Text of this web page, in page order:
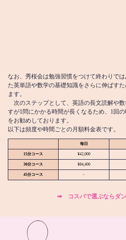
なお、秀桜会は勉強習慣をつけて終わりで
た英単語や数学の基礎知識をさらに伸ばす
ます。
次のステップとして、英語の長文読解や
すが1問にかかる時間が長くなるため、1回
をお勧めしております。
以下は頻度や時間ごとの月額料金表です。
毎日
15分コース ¥42,000
30分コース ¥84,400
45分コース -
➡︎ コスパで選ぶならダ